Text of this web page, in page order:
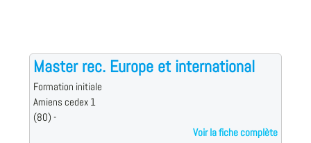
Master rec. Europe et international
Formation initiale
Amiens cedex 1
(80) -
Voir la fiche complète